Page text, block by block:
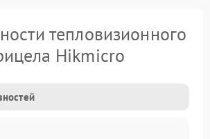
тепловизионного
Hikmicro